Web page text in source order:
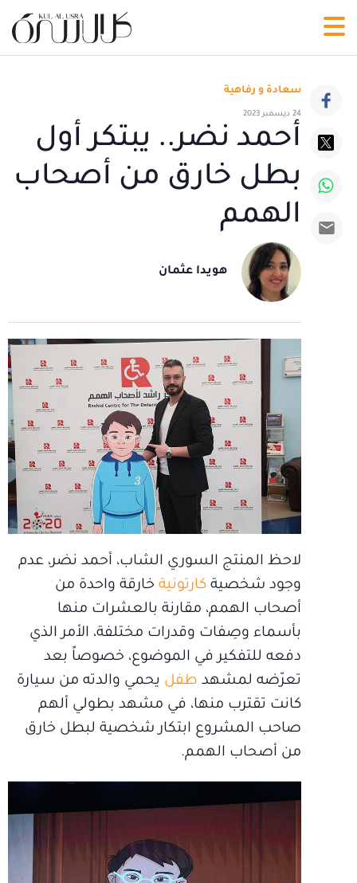
سعادة و رفاهية
24 ديسمبر 2023
أحمد نضر.. يبتكر أول
بطل خارق من أصحاب
الهمم
هويدا عثمان
لاحظ المنتج السوري الشاب، أحمد نضر، عدم
وجود شخصية كارتونية خارقة واحدة من
أصحاب الهمم، مقارنة بالعشرات منها
بأسماء وصِفات وقدرات مختلفة، الأمر الذي
دفعه للتفكير في الموضوع، خصوصاً بعد
تعرّضه لمشهد طفل يحمي والدته من سيارة
كانت تقترب منها، في مشهد بطولي ألهم
صاحب المشروع ابتكار شخصية لبطل خارق
من أصحاب الهمم.